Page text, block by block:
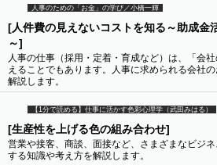
人事のための「お金」の学び／小橋一輝
[人件費の見えないコストを知る～助成金
～]
人事の仕事（採用・定着・育成など）は、「会
えることでもあります。人事に求められる会社
解説します。
【1分で読める】仕事に活かす色彩心理学（武田みはる）
[生産性を上げる色の組み合わせ]
営業や接客、商談、面接など、さまざまなビジ
する知識や考え方を解説します。